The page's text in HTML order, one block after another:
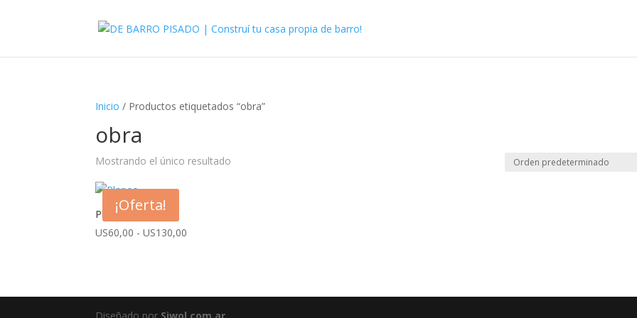
Inicio / Productos etiquetados “obra”
obra
Mostrando el único resultado
¡Oferta!
Planos
US60,00 - US130,00
US60,00
hasta